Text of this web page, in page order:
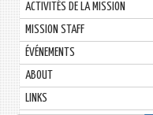
ACTIVITÉS DE LA MISSION
MISSION STAFF
ÉVÉNEMENTS
ABOUT
LINKS